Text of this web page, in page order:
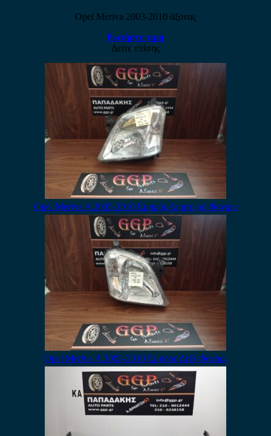
Opel Meriva 2003-2010 άξονας
Ρωτήστε τιμή
Δείτε επίσης
Opel Meriva A 2003-2010 Εμπρός Αριστερό Φανάρι
Opel Meriva A 2003-2010 Εμπρός Δεξί Φανάρι